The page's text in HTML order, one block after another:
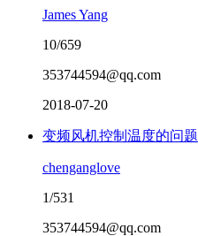
James Yang
10/659
353744594@qq.com
2018-07-20
变频风机控制温度的问题
chenganglove
1/531
353744594@qq.com